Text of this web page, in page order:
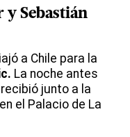
y Sebastián
a Chile para la
La noche antes
junto a la
el Palacio de La